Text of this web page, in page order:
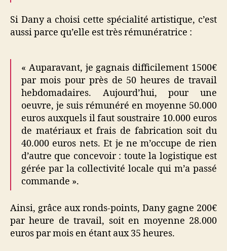
Si Dany a choisi cette spécialité artistique, c’est
aussi parce qu’elle est très rémunératrice :
« Auparavant, je gagnais difficilement 1500€
par mois pour près de 50 heures de travail
hebdomadaires. Aujourd’hui, pour une
oeuvre, je suis rémunéré en moyenne 50.000
euros auxquels il faut soustraire 10.000 euros
de matériaux et frais de fabrication soit du
40.000 euros nets. Et je ne m’occupe de rien
d’autre que concevoir : toute la logistique est
gérée par la collectivité locale qui m’a passé
commande ».
Ainsi, grâce aux ronds-points, Dany gagne 200€
par heure de travail, soit en moyenne 28.000
euros par mois en étant aux 35 heures.